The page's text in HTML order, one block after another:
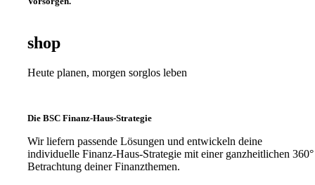
shop
Heute planen, morgen sorglos leben
Die BSC Finanz-Haus-Strategie
Wir liefern passende Lösungen und entwickeln deine
individuelle Finanz-Haus-Strategie mit einer ganzheitlichen 360°
Betrachtung deiner Finanzthemen.